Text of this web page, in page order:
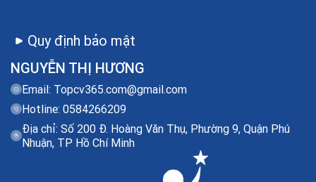
NGUYỄN THỊ HƯƠNG
Email: Topcv365.com@gmail.com
Hotline: 0584266209
Địa chỉ: Số 200 Đ. Hoàng Văn Thụ, Phường 9, Quận Phú
Nhuận, TP Hồ Chí Minh
Quy định bảo mật